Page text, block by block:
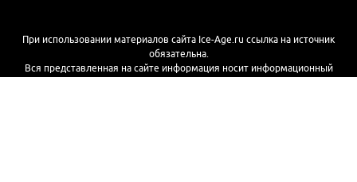
При использовании материалов сайта Ice-Age.ru ссылка на источник
обязательна.
Вся представленная на сайте информация носит информационный